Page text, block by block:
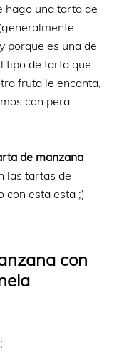
hago una tarta de
porque es una de
tipo de tarta que
fruta le encanta,
con pera...
de manzana
las tartas de
con esta esta ;)
con